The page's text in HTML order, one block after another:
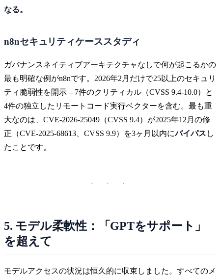
なる。
n8nセキュリティケーススタディ
ガバナンスネイティブアーキテクチャなしで何が起こるかの
最も明確な例がn8nです。2026年2月だけで25以上のセキュリ
ティ脆弱性を開示 – 7件のクリティカル（CVSS 9.4-10.0）と
4件の独立したリモートコード実行ベクターを含む。最も重
大なのは、CVE-2026-25049（CVSS 9.4）が2025年12月の修
正（CVE-2025-68613、CVSS 9.9）を3ヶ月以内にバイパス し
たことです。
5. モデル柔軟性：「GPTをサポート」
を超えて
モデルアクセスの状況は恒久的に収束しました。すべてのメ